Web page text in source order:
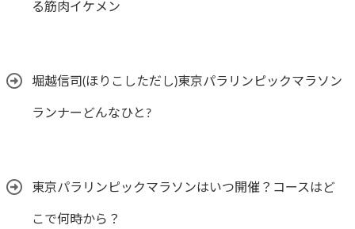
る筋肉イケメン
堀越信司(ほりこしただし)東京パラリンピックマラソン
ランナーどんなひと?
東京パラリンピックマラソンはいつ開催？コースはど
こで何時から？